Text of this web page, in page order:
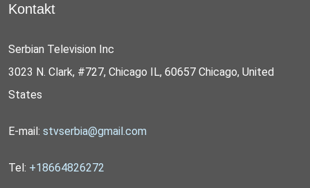
Kontakt
Serbian Television Inc
3023 N. Clark, #727, Chicago IL, 60657 Chicago, United
States
E-mail: stvserbia@gmail.com
Tel: +18664826272